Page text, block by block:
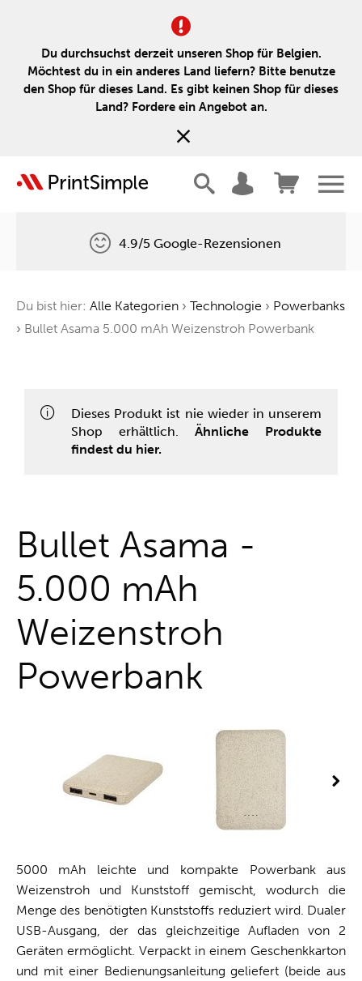
Du durchsuchst derzeit unseren Shop für Belgien.
Möchtest du in ein anderes Land liefern? Bitte benutze
den Shop für dieses Land. Es gibt keinen Shop für dieses
Land? Fordere ein Angebot an.
Ein Baum für jede Bestellung
4.9/5 Google-Rezensionen
Du bist hier: Alle Kategorien › Technologie › Powerbanks
› Bullet Asama 5.000 mAh Weizenstroh Powerbank
Dieses Produkt ist nie wieder in unserem
Shop erhältlich. Ähnliche Produkte
findest du hier.
Bullet Asama -
5.000 mAh
Weizenstroh
Powerbank
5000 mAh leichte und kompakte Powerbank aus
Weizenstroh und Kunststoff gemischt, wodurch die
Menge des benötigten Kunststoffs reduziert wird. Dualer
USB-Ausgang, der das gleichzeitige Aufladen von 2
Geräten ermöglicht. Verpackt in einem Geschenkkarton
und mit einer Bedienungsanleitung geliefert (beide aus